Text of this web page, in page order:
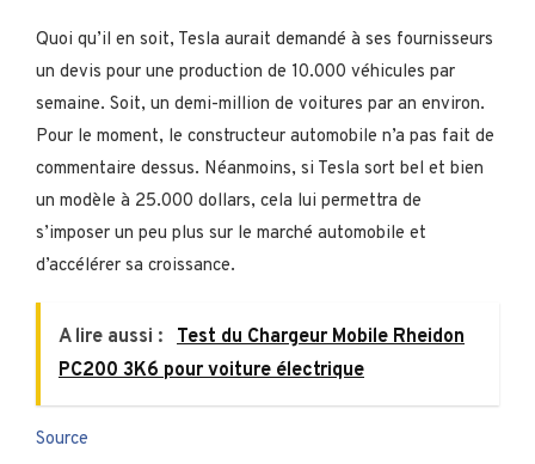
Quoi qu’il en soit, Tesla aurait demandé à ses fournisseurs
un devis pour une production de 10.000 véhicules par
semaine. Soit, un demi-million de voitures par an environ.
Pour le moment, le constructeur automobile n’a pas fait de
commentaire dessus. Néanmoins, si Tesla sort bel et bien
un modèle à 25.000 dollars, cela lui permettra de
s’imposer un peu plus sur le marché automobile et
d’accélérer sa croissance.
A lire aussi :
Test du Chargeur Mobile Rheidon
PC200 3K6 pour voiture électrique
Source